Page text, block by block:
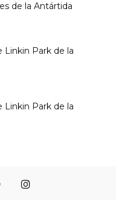
de la Antártida
Linkin Park de la
Linkin Park de la